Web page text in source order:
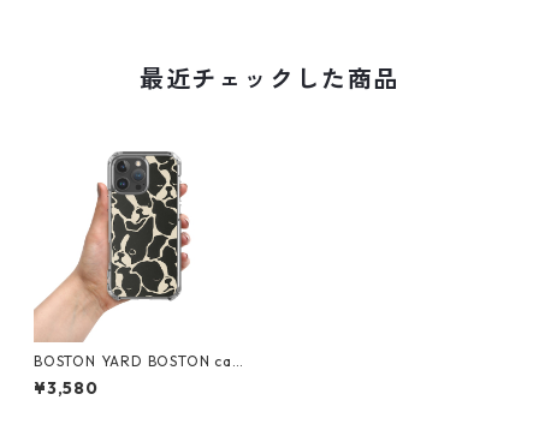
最近チェックした商品
BOSTON YARD BOSTON cam
o iPhoneケース pf0206
¥3,580